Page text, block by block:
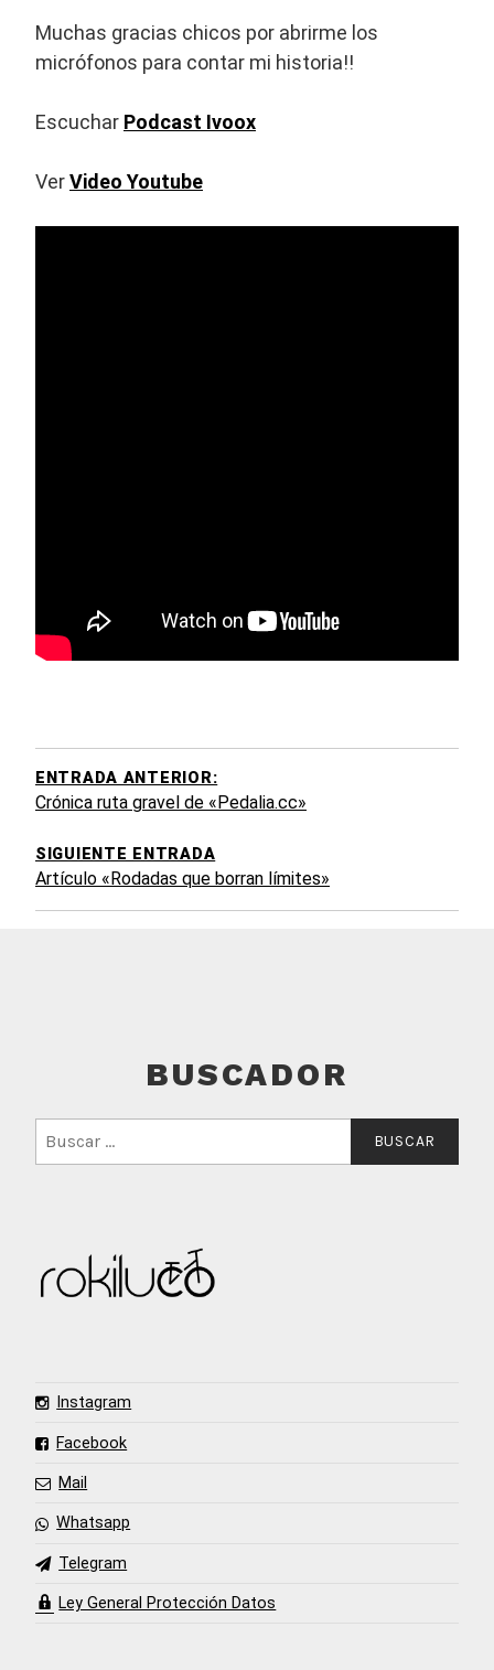
Muchas gracias chicos por abrirme los
micrófonos para contar mi historia!!
Escuchar Podcast Ivoox
VerVideo Youtube
ENTRADA ANTERIOR:
Crónica ruta gravel de «Pedalia.cc»
SIGUIENTE ENTRADA
Artículo «Rodadas que borran límites»
BUSCADOR
Instagram
Facebook
Mail
Whatsapp
Telegram
Ley General Protección Datos